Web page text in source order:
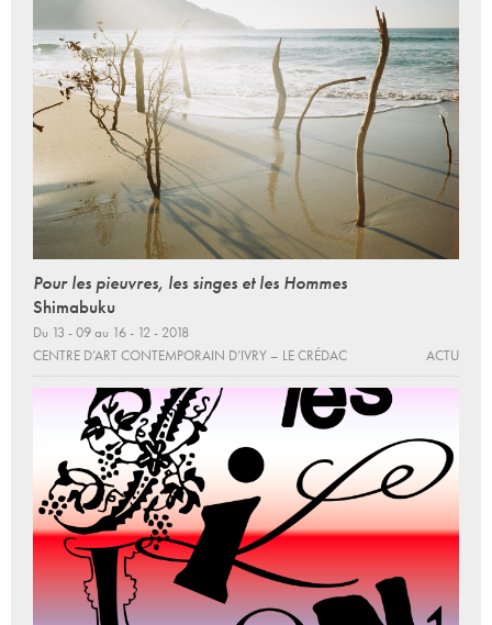
Pour les pieuvres, les singes et les Hommes
Shimabuku
Du 13 - 09 au 16 - 12 - 2018
CENTRE D’ART CONTEMPORAIN D’IVRY – LE CRÉDAC
ACTU